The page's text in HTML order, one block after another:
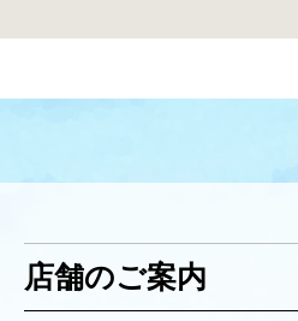
店舗のご案内